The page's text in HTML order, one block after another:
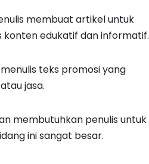
membuat artikel untuk
konten edukatif dan informatif.
teks promosi yang
jasa.
membutuhkan penulis untuk
ini sangat besar.